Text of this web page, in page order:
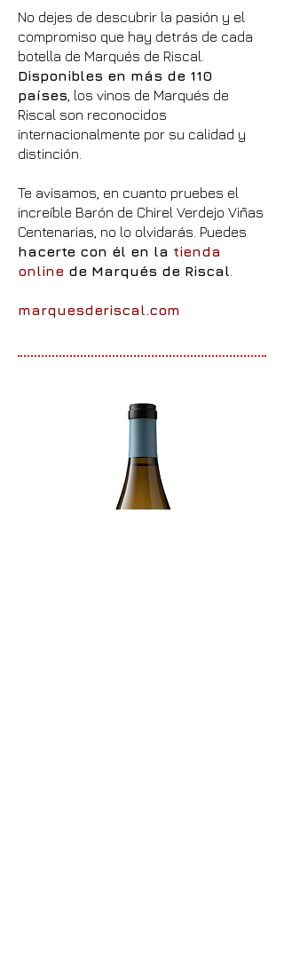
No dejes de descubrir la pasión y el
compromiso que hay detrás de cada
botella de Marqués de Riscal.
Disponibles en más de 110
países , los vinos de Marqués de
Riscal son reconocidos
internacionalmente por su calidad y
distinción.
Te avisamos, en cuanto pruebes el
increíble Barón de Chirel Verdejo Viñas
Centenarias, no lo olvidarás. Puedes
hacerte con él en la tienda
online de Marqués de Riscal
marquesderiscal.com